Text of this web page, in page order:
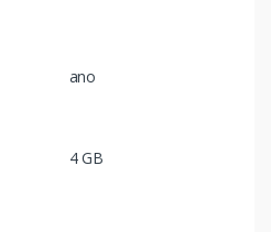
ano
4 GB